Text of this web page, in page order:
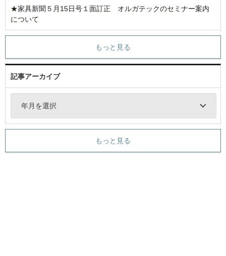
★家具新聞５月15日号１面訂正 オルガテックのセミナー案内
について
もっと見る
記事アーカイブ
年月を選択
もっと見る